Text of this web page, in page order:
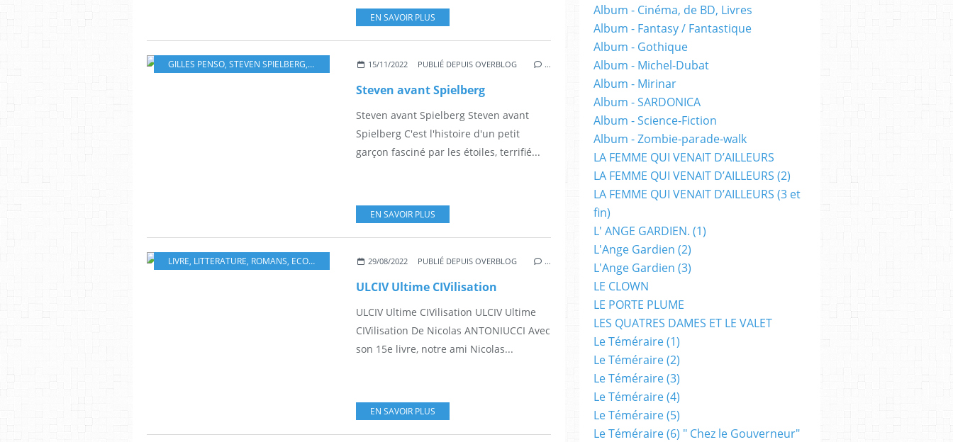
EN SAVOIR PLUS
GILLES PENSO, STEVEN SPIELBERG, EDITIONS LAFON,CINÉMA FILMS, CINEASTE,LIVRE
15/11/2022 PUBLIÉ DEPUIS OVERBLOG …
Steven avant Spielberg
Steven avant Spielberg Steven avant
Spielberg C'est l'histoire d'un petit
garçon fasciné par les étoiles, terrifié...
EN SAVOIR PLUS
LIVRE, LITTERATURE, ROMANS, ECOLOGIE NICOLAS ANTONIUCCI,ULTIME CIVILISATION, SPACE-OPÉRA AUTEUR SCIENCE-FICTION,
29/08/2022 PUBLIÉ DEPUIS OVERBLOG …
ULCIV Ultime CIVilisation
ULCIV Ultime CIVilisation ULCIV Ultime
CIVilisation De Nicolas ANTONIUCCI Avec
son 15e livre, notre ami Nicolas...
EN SAVOIR PLUS
Album - Cinéma, de BD, Livres
Album - Fantasy / Fantastique
Album - Gothique
Album - Michel-Dubat
Album - Mirinar
Album - SARDONICA
Album - Science-Fiction
Album - Zombie-parade-walk
LA FEMME QUI VENAIT D’AILLEURS
LA FEMME QUI VENAIT D’AILLEURS (2)
LA FEMME QUI VENAIT D’AILLEURS (3 et
fin)
L' ANGE GARDIEN. (1)
L'Ange Gardien (2)
L'Ange Gardien (3)
LE CLOWN
LE PORTE PLUME
LES QUATRES DAMES ET LE VALET
Le Téméraire (1)
Le Téméraire (2)
Le Téméraire (3)
Le Téméraire (4)
Le Téméraire (5)
Le Téméraire (6) " Chez le Gouverneur"